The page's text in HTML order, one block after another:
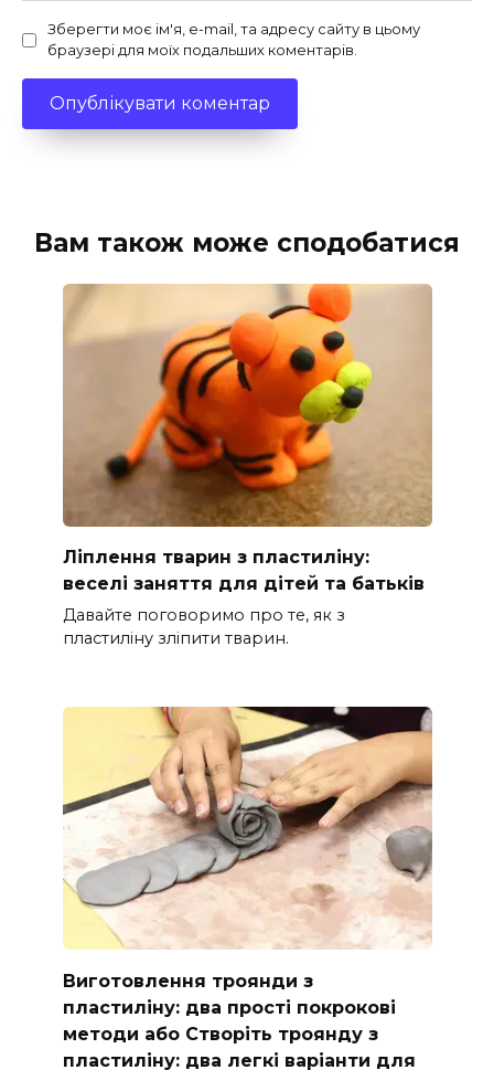
Зберегти моє ім'я, e-mail, та адресу сайту в цьому
браузері для моїх подальших коментарів.
Вам також може сподобатися
Ліплення тварин з пластиліну:
веселі заняття для дітей та батьків
Давайте поговоримо про те, як з
пластиліну зліпити тварин.
Виготовлення троянди з
пластиліну: два прості покрокові
методи або Створіть троянду з
пластиліну: два легкі варіанти для